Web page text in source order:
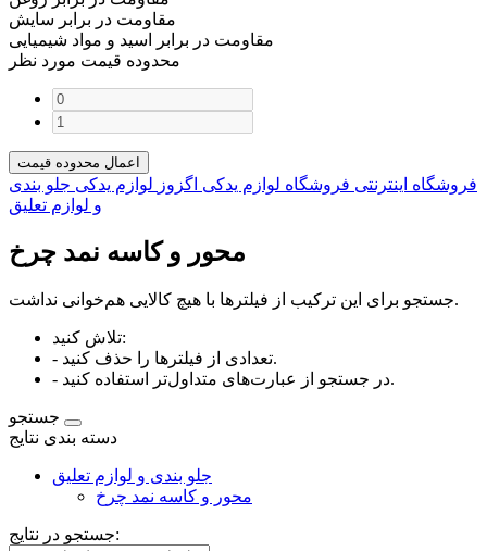
مقاومت در برابر سایش
مقاومت در برابر اسید و مواد شیمیایی
محدوده قیمت مورد نظر
اعمال محدوده قیمت
فروشگاه اینترنتی فروشگاه لوازم یدکی اگزوز لوازم یدکی جلو بندی
و لوازم تعلیق
محور و کاسه نمد چرخ
جستجو برای این ترکیب از فیلترها با هیچ کالایی هم‌خوانی نداشت.
تلاش کنید:
- تعدادی از فیلترها را حذف کنید.
- در جستجو از عبارت‌های متداول‌تر استفاده کنید.
دسته بندی نتایج
جلو بندی و لوازم تعلیق
محور و کاسه نمد چرخ
جستجو در نتایج: